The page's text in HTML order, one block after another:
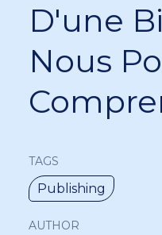
D'une
Nous
TAGS
Publishing
AUTHOR